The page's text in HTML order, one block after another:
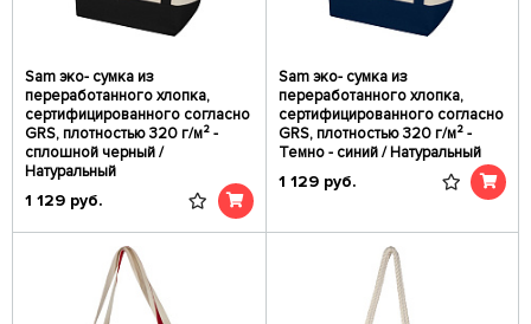
Sam эко- сумка из
переработанного хлопка,
сертифицированного согласно
GRS, плотностью 320 г/м² -
сплошной черный /
Натуральный
1 129 руб.
Sam эко- сумка из
переработанного хлопка,
сертифицированного согласно
GRS, плотностью 320 г/м² -
Темно - синий / Натуральный
1 129 руб.